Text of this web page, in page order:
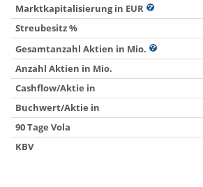
Marktkapitalisierung in EUR
Streubesitz %
Gesamtanzahl Aktien in Mio.
Anzahl Aktien in Mio.
Cashflow/Aktie in
Buchwert/Aktie in
90 Tage Vola
KBV